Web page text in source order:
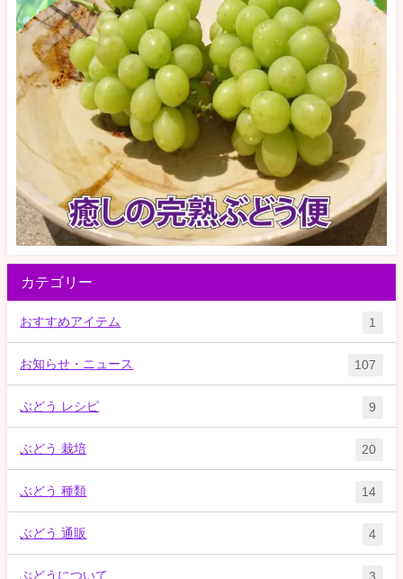
カテゴリー
おすすめアイテム 1
お知らせ・ニュース 107
ぶどう レシピ 9
ぶどう 栽培 20
ぶどう 種類 14
ぶどう 通販 4
ぶどうについて 3